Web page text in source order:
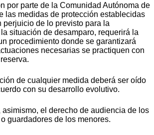
por parte de la Comunidad Autónoma de
las medidas de protección establecidas
perjuicio de lo previsto para la
situación de desamparo, requerirá la
procedimiento donde se garantizará
necesarias se practiquen con
de cualquier medida deberá ser oído
con su desarrollo evolutivo.
asimismo, el derecho de audiencia de los
guardadores de los menores.